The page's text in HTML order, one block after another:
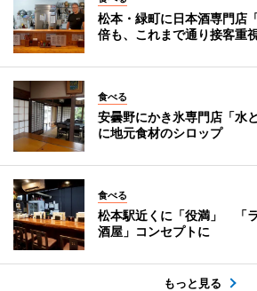
松本・緑町に日本酒専門
倍も、これまで通り接客重
食べる
安曇野にかき氷専門店「
に地元食材のシロップ
食べる
松本駅近くに「役満」 「
酒屋」コンセプトに
もっと見る